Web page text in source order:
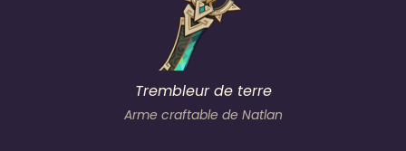
Trembleur de terre
Arme craftable de Natlan